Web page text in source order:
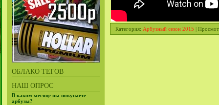
ОБЛАКО ТЕГОВ
НАШ ОПРОС
В каком месяце вы покупаете
арбузы?
Категория: Арбузный сезон 2015 |